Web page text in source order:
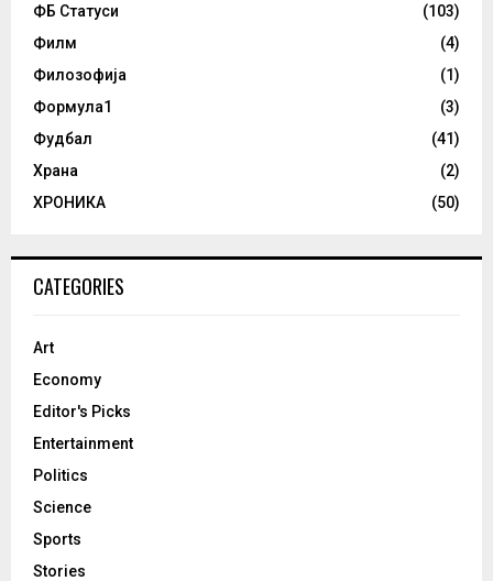
ФБ Статуси
(103)
Филм
(4)
Филозофија
(1)
Формула1
(3)
Фудбал
(41)
Храна
(2)
ХРОНИКА
(50)
CATEGORIES
Art
Economy
Editor's Picks
Entertainment
Politics
Science
Sports
Stories